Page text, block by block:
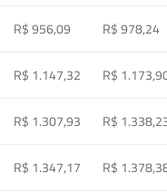
R$ 956,09 R$ 978,24
R$ 1.147,32 R$
R$ 1.307,93 R$
R$ 1.347,17 R$